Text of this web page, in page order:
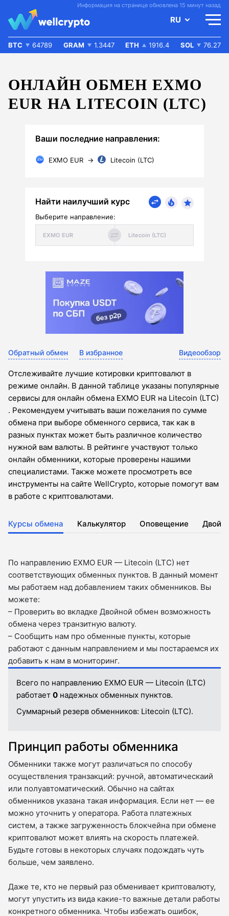
Информация на странице обновлена 15 минут назад
RU
BTC 64789 GRAM 1.3447 ETH 1916.4 SOL 76.27
ОНЛАЙН ОБМЕН EXMO
EUR НА LITECOIN (LTC)
Ваши последние направления:
EXMO EUR → Litecoin (LTC)
Найти наилучший курс
Выберите направление:
Обратный обмен В избранное Видеообзор
Отслеживайте лучшие котировки криптовалют в
режиме онлайн. В данной таблице указаны популярные
сервисы для онлайн обмена EXMO EUR на Litecoin (LTC)
. Рекомендуем учитывать ваши пожелания по сумме
обмена при выборе обменного сервиса, так как в
разных пунктах может быть различное количество
нужной вам валюты. В рейтинге участвуют только
онлайн обменники, которые проверены нашими
специалистами. Также можете просмотреть все
инструменты на сайте WellCrypto, которые помогут вам
в работе с криптовалютами.
Курсы обмена Калькулятор Оповещение
По направлению EXMO EUR — Litecoin (LTC) нет
соответствующих обменных пунктов. В данный момент
мы работаем над добавлением таких обменников. Вы
можете:
– Проверить во вкладкe Двойной обмен возможность
обмена через транзитную валюту.
– Сообщить нам про обменные пункты, которые
работают с данным направлением и мы постараемся их
добавить к нам в мониторинг.
Всего по направлению EXMO EUR — Litecoin (LTC)
работает 0 надежных обменных пунктов.
Суммарный резерв обменников: Litecoin (LTC).
Принцип работы обменника
Обменники также могут различаться по способу
осуществления транзакций: ручной, автоматическаий
или полуавтоматический. Обычно на сайтах
обменников указана такая информация. Если нет — ее
можно уточнить у оператора. Работа платежных
систем, а также загруженность блокчейна при обмене
криптовалют может влиять на скорость платежей.
Будьте готовы в некоторых случаях подождать чуть
больше, чем заявлено.
Даже те, кто не первый раз обменивает криптовалюту,
могут упустить из вида какие-то важные детали работы
конкретного обменника. Чтобы избежать ошибок,